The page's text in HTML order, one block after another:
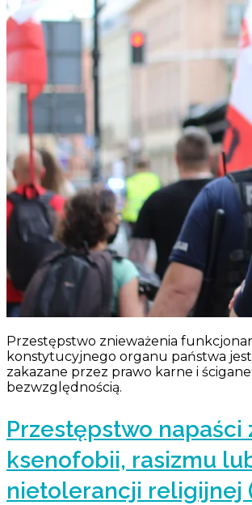
Przestępstwo znieważenia
konstytucyjnego organu państwa
zakazane przez prawo karne i ścigane
bezwzględnością.
Przestępstwo napaści
ksenofobii, rasizmu
nietolerancji religijnej